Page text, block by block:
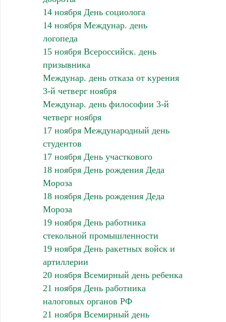
14 ноября День социолога
14 ноября Междунар. день
логопеда
15 ноября Всероссийск. день
призывника
Междунар. день отказа от курения
3-й четверг ноября
Междунар. день философии 3-й
четверг ноября
17 ноября Международный день
студентов
17 ноября День участкового
18 ноября День рождения Деда
Мороза
18 ноября День рождения Деда
Мороза
19 ноября День работника
стекольной промышленности
19 ноября День ракетных войск и
артиллерии
20 ноября Всемирный день ребенка
21 ноября День работника
налоговых органов РФ
21 ноября Всемирный день